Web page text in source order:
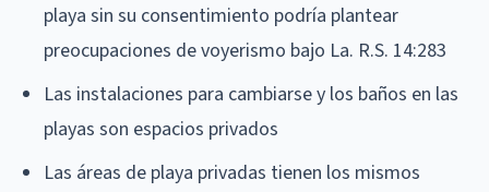
playa sin su consentimiento podría plantear
preocupaciones de voyerismo bajo La. R.S. 14:283
Las instalaciones para cambiarse y los baños en las
playas son espacios privados
Las áreas de playa privadas tienen los mismos